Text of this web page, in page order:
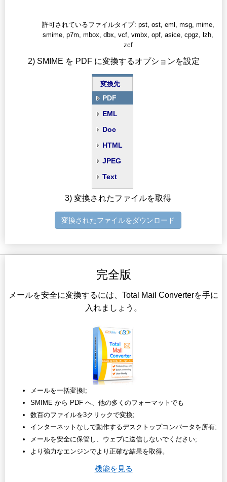
許可されているファイルタイプ: pst, ost, eml, msg, mime,
smime, p7m, mbox, dbx, vcf, vmbx, opf, asice, cpgz, lzh,
zcf
2) SMIME を PDF に変換するオプションを設定
変換先
PDF
EML
Doc
HTML
JPEG
Text
3) 変換されたファイルを取得
変換されたファイルをダウンロード
完全版
メールを安全に変換するには、Total Mail Converterを手に
入れましょう。
メールを一括変換!;
SMIME から PDF へ、他の多くのフォーマットでも
数百のファイルを3クリックで変換;
インターネットなしで動作するデスクトップコンバータを所有;
メールを安全に保管し、ウェブに送信しないでください;
より強力なエンジンでより正確な結果を取得。
機能を見る